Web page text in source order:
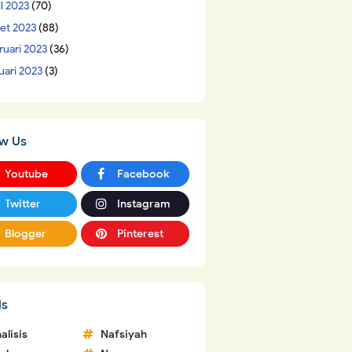
2023(70)
2023(88)
2023(36)
2023(3)
Us
Youtube Facebook
Twitter Instagram
Blogger Pinterest
Nafsiyah